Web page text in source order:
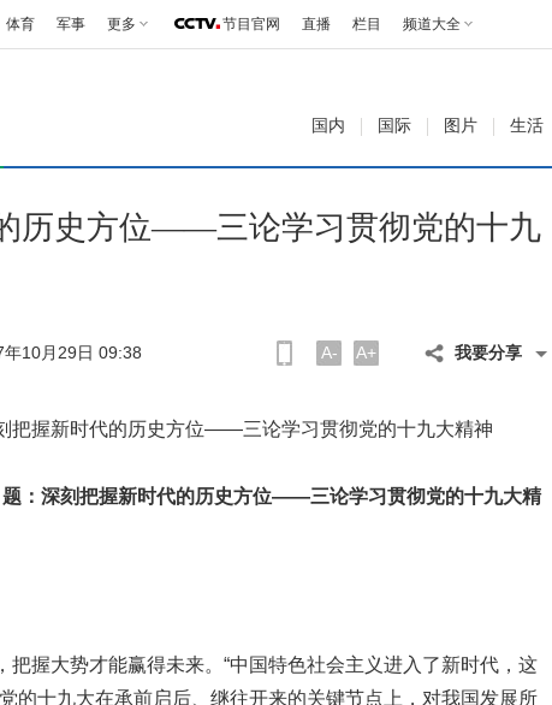
体育 军事 更多 节目官网 直播 栏目 频道大全
国内 国际 图片 生活
历史方位——三论学习贯彻党的十九
年10月29日 09:38 A- A+ 我要分享
把握新时代的历史方位——三论学习贯彻党的十九大精神
题：深刻把握新时代的历史方位——三论学习贯彻党的十九大精
握大势才能赢得未来。“中国特色社会主义进入了新时代，这
的十九大在承前启后、继往开来的关键节点上，对我国发展所